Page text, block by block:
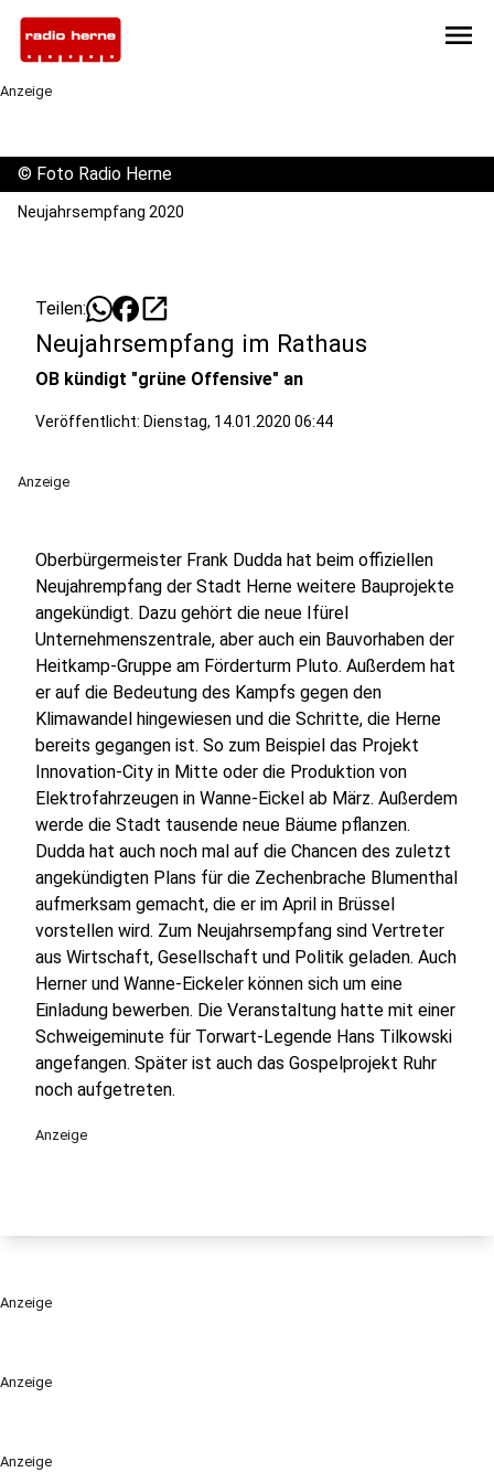
menu
Anzeige
Anzeige
Anzeige
© Foto Radio Herne
Neujahrsempfang 2020
Teilen: open_in_new
Neujahrsempfang im Rathaus
OB kündigt "grüne Offensive" an
Veröffentlicht: Dienstag, 14.01.2020 06:44
Anzeige
Oberbürgermeister Frank Dudda hat beim offiziellen
Neujahrempfang der Stadt Herne weitere Bauprojekte
angekündigt. Dazu gehört die neue Ifürel
Unternehmenszentrale, aber auch ein Bauvorhaben der
Heitkamp-Gruppe am Förderturm Pluto. Außerdem hat
er auf die Bedeutung des Kampfs gegen den
Klimawandel hingewiesen und die Schritte, die Herne
bereits gegangen ist. So zum Beispiel das Projekt
Innovation-City in Mitte oder die Produktion von
Elektrofahrzeugen in Wanne-Eickel ab März. Außerdem
werde die Stadt tausende neue Bäume pflanzen.
Dudda hat auch noch mal auf die Chancen des zuletzt
angekündigten Plans für die Zechenbrache Blumenthal
aufmerksam gemacht, die er im April in Brüssel
vorstellen wird. Zum Neujahrsempfang sind Vertreter
aus Wirtschaft, Gesellschaft und Politik geladen. Auch
Herner und Wanne-Eickeler können sich um eine
Einladung bewerben. Die Veranstaltung hatte mit einer
Schweigeminute für Torwart-Legende Hans Tilkowski
angefangen. Später ist auch das Gospelprojekt Ruhr
noch aufgetreten.
Anzeige
Anzeige